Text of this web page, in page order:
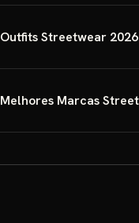
Outfits Streetwear
Melhores Marcas